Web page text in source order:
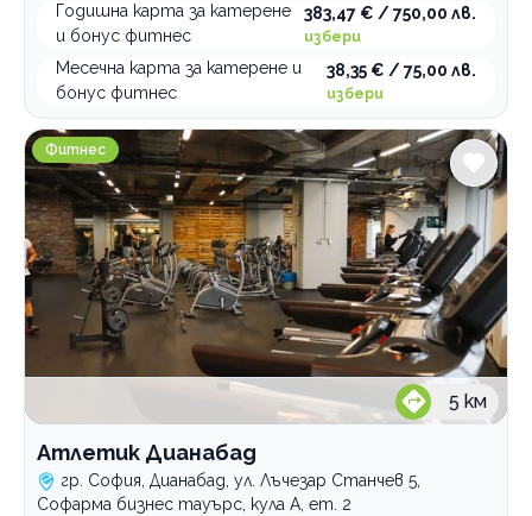
Годишна карта за катерене
и бонус фитнес
383,47 € / 750,00 лв.
избери
Месечна карта за катерене и
бонус фитнес
38,35 € / 75,00 лв.
избери
Атлетик Дианабад
Фитнес
5 км
Атлетик Дианабад
гр. София, Дианабад, ул. Лъчезар Станчев 5,
Софарма бизнес тауърс, кула А, ет. 2